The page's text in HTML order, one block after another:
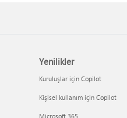
Yenilikler
Kuruluşlar için Copilot
Kişisel kullanım için Copilot
Microsoft 365